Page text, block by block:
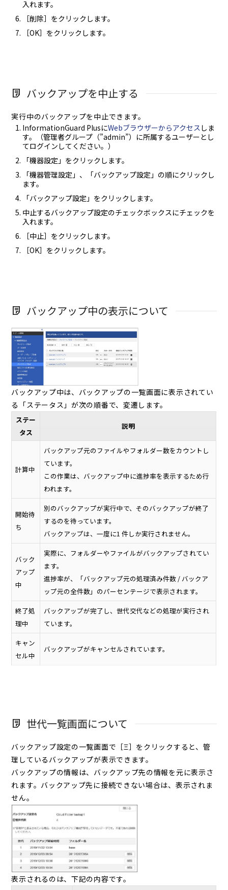
入れます。
［削除］をクリックします。
［OK］をクリックします。
バックアップを中止する
実行中のバックアップを中止できます。
InformationGuard PlusにWebブラウザーからアクセス しま
す。（管理者グループ（”admin”）に所属するユーザーとし
てログインしてください。）
「機器設定」をクリックします。
「機器管理設定」、「バックアップ設定」の順にクリックし
ます。
「バックアップ設定」をクリックします。
中止するバックアップ設定のチェックボックスにチェックを
入れます。
［中止］をクリックします。
［OK］をクリックします。
バックアップ中の表示について
バックアップ中は、バックアップの一覧画面に表示されてい
る「ステータス」が次の順番で、変遷します。
ステー
タス
説明
計算中
バックアップ元のファイルやフォルダー数をカウントし
ています。
この作業は、バックアップ中に進捗率を表示するため行
われます。
開始待
ち
別のバックアップが実行中で、そのバックアップが終了
するのを待っています。
バックアップは、一度に1 件しか実行されません。
バック
アップ
中
実際に、フォルダーやファイルがバックアップされてい
ます。
進捗率が、「バックアップ元の処理済み件数 / バックア
ップ元の全件数」のパーセンテージで表示されます。
終了処
理中
バックアップが完了し、世代交代などの処理が実行され
ています。
キャン
セル中
バックアップがキャンセルされています。
世代一覧画面について
バックアップ設定の一覧画面で［Ξ］をクリックすると、管
理しているバックアップが表示できます。
バックアップの情報は、バックアップ先の情報を元に表示さ
れます。バックアップ先に接続できない場合は、表示されま
せん。
表示されるのは、下記の内容です。